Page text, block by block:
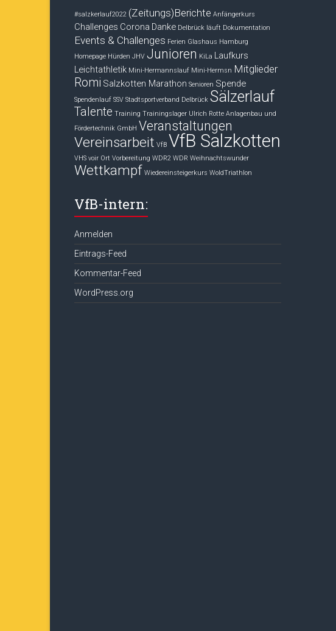
#salzkerlauf2022 (Zeitungs)Berichte Anfängerkurs
Challenges Corona Danke Delbrück läuft Dokumentation
Events & Challenges Ferien Glashaus Hamburg
Homepage Hürden JHV Junioren KiLa Laufkurs
Leichtathletik Mini-Hermannslauf Mini-Hermsn Mitglieder
Romi Salzkotten Marathon Senioren Spende
Spendenlauf SSV Stadtsportverband Delbrück Sälzerlauf
Talente Training Trainingslager Ulrich Rotte Anlagenbau und
Fördertechnik GmbH Veranstaltungen
Vereinsarbeit VfB VfB Salzkotten
VHS voir Ort Vorbereitung WDR2 WDR Weihnachtswunder
Wettkampf Wiedereinsteigerkurs WoldTriathlon
VfB-intern:
Anmelden
Eintrags-Feed
Kommentar-Feed
WordPress.org